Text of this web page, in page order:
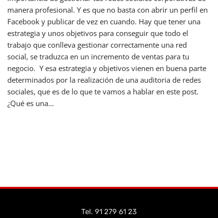
manera profesional. Y es que no basta con abrir un perfil en
Facebook y publicar de vez en cuando. Hay que tener una
estrategia y unos objetivos para conseguir que todo el
trabajo que conlleva gestionar correctamente una red
social, se traduzca en un incremento de ventas para tu
negocio. Y esa estrategia y objetivos vienen en buena parte
determinados por la realización de una auditoria de redes
sociales, que es de lo que te vamos a hablar en este post.
¿Qué es una…
Tel. 91 279 61 23